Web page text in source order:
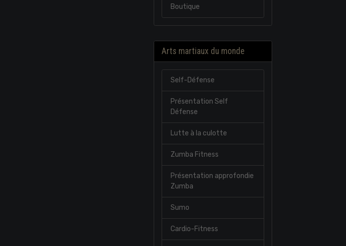
Boutique
Arts martiaux du monde
Self-Défense
Présentation Self
Défense
Lutte à la culotte
Zumba Fitness
Présentation approfondie
Zumba
Sumo
Cardio-Fitness